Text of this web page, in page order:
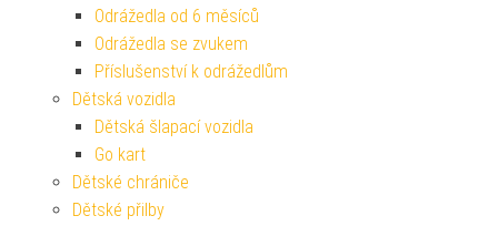
Odrážedla od 6 měsíců
Odrážedla se zvukem
Příslušenství k odrážedlům
Dětská vozidla
Dětská šlapací vozidla
Go kart
Dětské chrániče
Dětské přilby